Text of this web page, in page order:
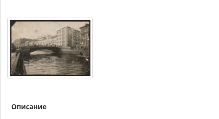
Описание